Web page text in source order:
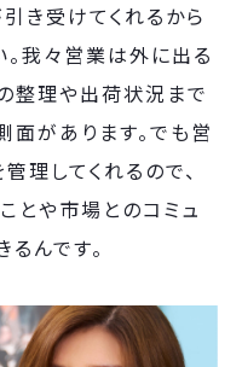
き受けてくれるから
。我々営業は外に出る
整理や出荷状況まで
面があります。でも営
理してくれるので、
とや市場とのコミュ
んです。